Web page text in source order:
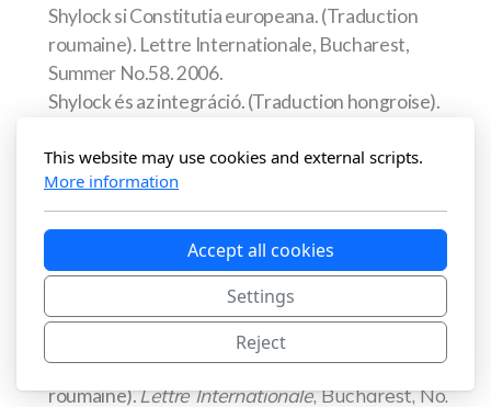
Shylock si Constitutia europeana. (Traduction
roumaine). Lettre Internationale, Bucharest,
Summer No.58. 2006.
Shylock és az integráció. (Traduction hongroise).
2006.
Durch ostliches gelande. (Cartes postales du
cœur de l’Europe)Lettre International, Berlin, No.
Cartoline dal cuore d'Europa. (Traduction
Lettera Internazionale
, Roma, No. 43-
Ilustrate din inima Europei. (Traduction
roumaine).Lettre Internationale, Bucharest, No.
This website may use cookies and external scripts.
More information
Accept all cookies
Settings
Reject